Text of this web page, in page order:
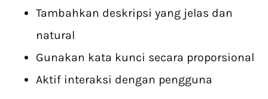
Tambahkan deskripsi yang jelas dan
natural
Gunakan kata kunci secara proporsional
Aktif interaksi dengan pengguna